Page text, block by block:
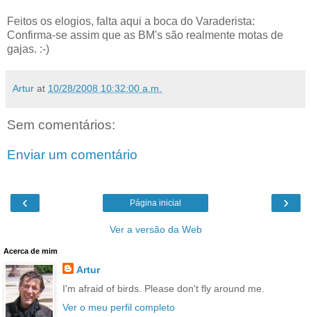
Feitos os elogios, falta aqui a boca do Varaderista:
Confirma-se assim que as BM's são realmente motas de
gajas. :-)
Artur at 10/28/2008 10:32:00 a.m.
Sem comentários:
Enviar um comentário
‹ ›
Página inicial
Ver a versão da Web
Acerca de mim
Artur
I'm afraid of birds. Please don't fly around me.
Ver o meu perfil completo